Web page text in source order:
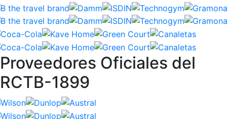
Proveedores Oficiales del
RCTB-1899